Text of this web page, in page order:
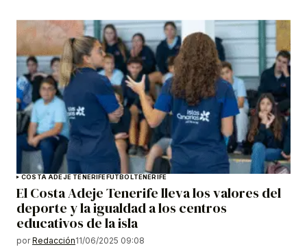
COSTA ADEJE TENERIFEFÚTBOLTENERIFE
El Costa Adeje Tenerife lleva los valores del
deporte y la igualdad a los centros
educativos de la isla
por Redacción11/06/2025 09:08